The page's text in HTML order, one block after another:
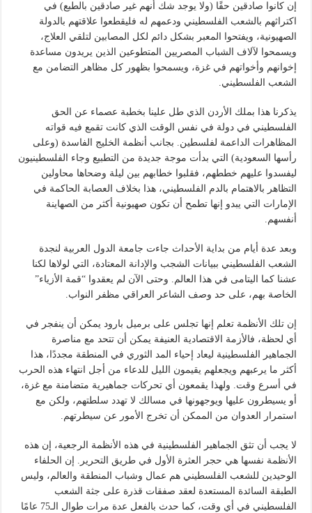
إن كانوا صادقين حقًا (ولا يوجد شك أنهم غير صادقين بالطبع) في
اكتراثهم بالشعب الفلسطيني ودعمهم له فليقطعوا علاقتهم بالدولة
الصهيونية، ويفتحوا المعبر بشكل دائم لكل المصابين لتلقي العلاج،
ويسمحوا لآلاف الشباب المصريين المتطوعين الذين يريدون مساعدة
إخوانهم وأخواتهم في غزة، ويسمحوا بظهور كل مظاهر التضامن مع
الشعب الفلسطيني.
يذكرنا هذا بملك الأردن الذي طل علينا بخطبة عصماء عن الحق
الفلسطيني في دولة في نفس الوقت الذي كانت تقمع فيه قواته
المظاهرات الداعمة لفلسطين. بجانب أنظمة الخليج الفاسدة (وعلى
رأسها السعودية) التي بدأت موجة جديدة من التطبيع وجاء الفلسطينيون
ليفسدوا عليهم خططهم، فقلبوا خطابهم بين ليلة وضحاها محاولين
التظاهر بالاهتمام بالدم الفلسطيني، هذا بخلاف العصابة الحاكمة في
الإمارات التي يبدو إنها تطمح أن تكون صهيونية أكثر من الصهاينة
أنفسهم.
وبعد عدة أيام من بداية الأحداث جاءت جامعة الدول العربية لنجدة
الشعب الفلسطيني ببيانات الشجب والإدانة المعتادة، التي لولاها لكنا
عشنا كما اليتامى في هذا العالم. وحتى الآن لم يعقدوا “قمة الأزياء”
الخاصة بهم، على حد وصف الشاعر العراقي مظفر النواب.
إن تلك الأنظمة تعلم إنها تجلس على برميل بارود يمكن أن ينفجر في
أي لحظة، فالأزمة الاقتصادية العنيفة يمكن أن تتحد مع مناصرة
الجماهير الفلسطينية ليعاد إحياء المد الثوري في المنطقة مجددًا، هذا
أكثر ما يرعبهم ويجعلهم يقيمون الليل للدعاء من أجل انتهاء هذه الحرب
في أسرع وقت. ولهذا يقمعون أي تحركات جماهيرية متضامنة مع غزة،
أو يسيطرون عليها ويوجهونها في مسالك لا تهدد سلطتهم، ولكن مع
استمرار العدوان من الممكن أن تخرج الأمور عن سيطرتهم.
لا يجب أن تثق الجماهير الفلسطينية في هذه الأنظمة الرجعية، إن هذه
الأنظمة نفسها هي حجر العثرة الأول في طريق التحرير. إن الحلفاء
الوحيدين للشعب الفلسطيني هم عمال وشباب المنطقة والعالم، وليس
الطبقة السائدة المستعدة لعقد صفقات قذرة على جثة الشعب
الفلسطيني في أي وقت، كما حدث بالفعل عدة مرات طوال الـ75 عامًا